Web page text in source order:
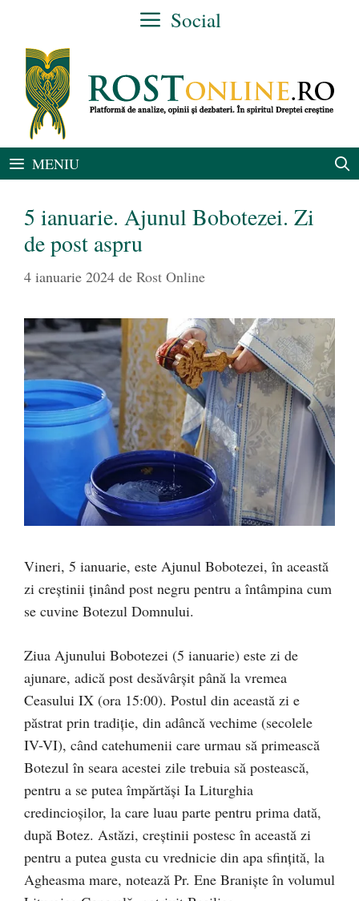
conținut
Social
MENIU
5 ianuarie. Ajunul Bobotezei. Zi
de post aspru
4 ianuarie 2024 de Rost Online
Vineri, 5 ianuarie, este Ajunul Bobotezei, în această
zi creștinii ținând post negru pentru a întâmpina cum
se cuvine Botezul Domnului.
Ziua Ajunului Bobotezei (5 ianuarie) este zi de
ajunare, adică post desăvârşit până la vremea
Ceasului IX (ora 15:00). Postul din această zi e
păstrat prin tradiţie, din adâncă vechime (secolele
IV-VI), când catehumenii care urmau să primească
Botezul în seara acestei zile trebuia să postească,
pentru a se putea împărtăşi Ia Liturghia
credincioşilor, la care luau parte pentru prima dată,
după Botez. Astăzi, creştinii postesc în această zi
pentru a putea gusta cu vrednicie din apa sfinţită, la
Agheasma mare, notează Pr. Ene Braniște în volumul